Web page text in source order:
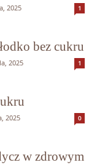
2025 1
bez cukru
2025 1
2025 0
w zdrowym